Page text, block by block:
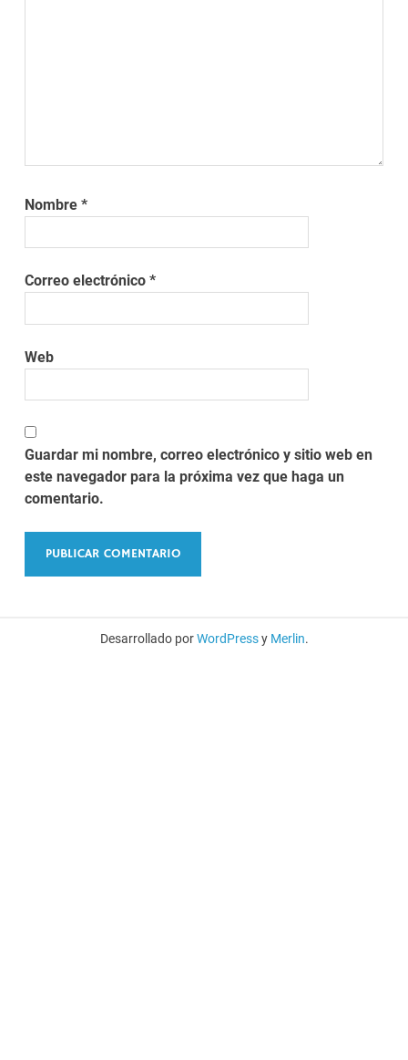
Nombre*
Correo electrónico*
Web
Guardar mi nombre, correo electrónico y sitio web en
este navegador para la próxima vez que haga un
comentario.
Desarrollado porWordPressy Merlin.